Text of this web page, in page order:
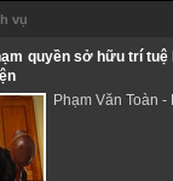
vụ
quyền sở hữu trí tuệ
Phạm Văn Toàn